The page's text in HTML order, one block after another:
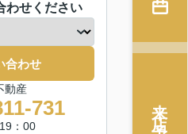
わせください
合わせ
動産
731
：00
来店予約